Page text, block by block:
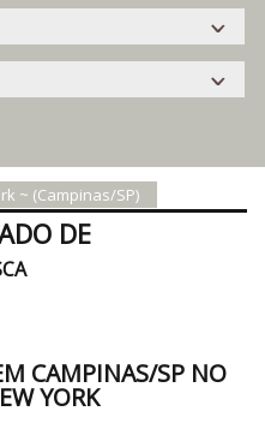
~ (Campinas/SP)
DE
CAMPINAS/SP NO
YORK